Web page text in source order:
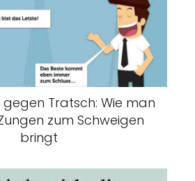
Tratsch: Wie man
zum Schweigen
bringt